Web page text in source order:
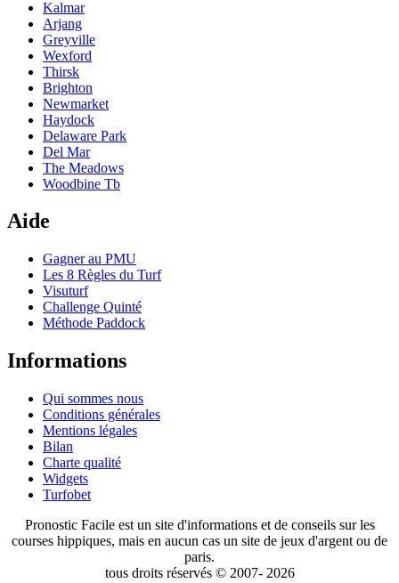
Kalmar
Arjang
Greyville
Wexford
Thirsk
Brighton
Newmarket
Haydock
Delaware Park
Del Mar
The Meadows
Woodbine Tb
Aide
Gagner au PMU
Les 8 Règles du Turf
Visuturf
Challenge Quinté
Méthode Paddock
Informations
Qui sommes nous
Conditions générales
Mentions légales
Bilan
Charte qualité
Widgets
Turfobet
Pronostic Facile est un site d'informations et de conseils sur les
courses hippiques, mais en aucun cas un site de jeux d'argent ou de
paris.
tous droits réservés © 2007- 2026